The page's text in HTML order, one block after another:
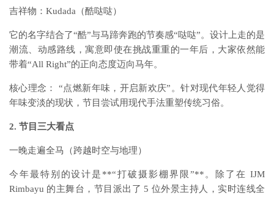
吉祥物：Kudada（酷哒哒）
它的名字结合了“酷”与马蹄奔跑的节奏感“哒哒”。设计上走的是
潮流、动感路线，寓意即使在挑战重重的一年后，大家依然能
带着“All Right”的正向态度迈向马年。
核心理念： “点燃新年味，开启新欢庆”。针对现代年轻人觉得
年味变淡的现状，节目尝试用现代手法重塑传统习俗。
2. 节目三大看点
一晚走遍全马（跨越时空与地理）
今年最特别的设计是**“打破摄影棚界限”**。除了在 IJM
Rimbayu 的主舞台，节目派出了 5 位外景主持人，实时连线全